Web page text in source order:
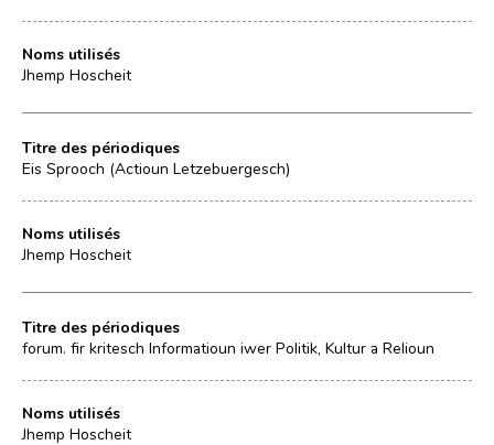
Noms utilisés
Jhemp Hoscheit
Titre des périodiques
Eis Sprooch (Actioun Letzebuergesch)
Noms utilisés
Jhemp Hoscheit
Titre des périodiques
forum. fir kritesch Informatioun iwer Politik, Kultur a Relioun
Noms utilisés
Jhemp Hoscheit